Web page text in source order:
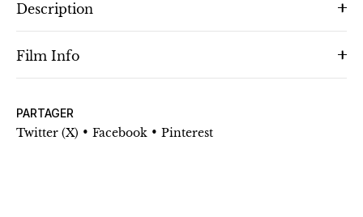
Description
Film Info
PARTAGER
Twitter (X) • Facebook • Pinterest